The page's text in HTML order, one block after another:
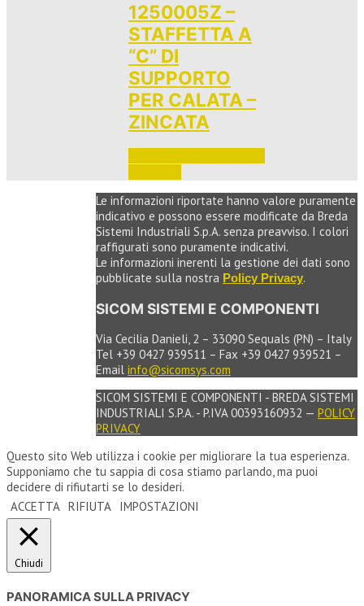
1250005Z –
STAFFETTA A
“C” DI
SUPPORTO
PER CALATA –
ZINCATA
Le informazioni riportate hanno valore puramente
indicativo e possono essere modificate da Breda
Sistemi Industriali S.p.A. senza preavviso. I colori
raffigurati sono puramente indicativi.
Le informazioni inerenti la gestione dei dati sono
pubblicate sulla nostra Policy Privacy.
SICOM SISTEMI E COMPONENTI
Via Cecilia Danieli, 2 – 33090 Sequals (PN) – Italy
Tel +39 0427 939511 – Fax +39 0427 939521 –
Email info@sicomsys.com
SICOM SISTEMI E COMPONENTI - BREDA SISTEMI
INDUSTRIALI S.P.A. - P.IVA 00393160932 — POLICY
PRIVACY
Questo sito Web utilizza i cookie per migliorare la tua esperienza.
Supponiamo che tu sappia di cosa stiamo parlando, ma puoi
decidere di rifiutarti se lo desideri.
ACCETTA RIFIUTA IMPOSTAZIONI
Chiudi
PANORAMICA SULLA PRIVACY